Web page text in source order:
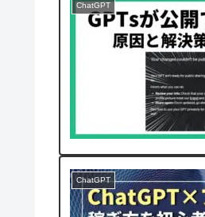
ChatGPT
ChatGPT